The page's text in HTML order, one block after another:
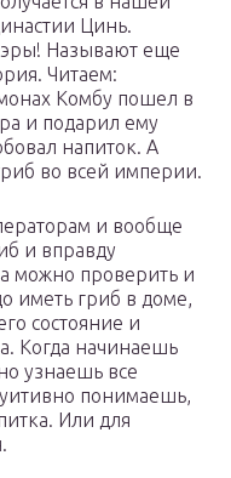
Цинь.
эры! Называют еще
Читаем:
Комбу пошел в
и подарил ему
напиток. А
во всей империи.
и вообще
и вправду
можно проверить и
иметь гриб в доме,
состояние и
Когда начинаешь
узнаешь все
понимаешь,
Или для